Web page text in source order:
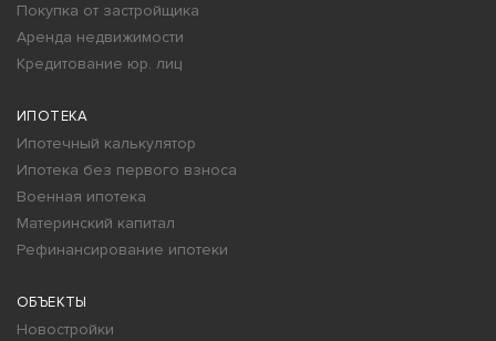
Покупка от застройщика
Аренда недвижимости
Кредитование юр. лиц
ИПОТЕКА
Ипотечный калькулятор
Ипотека без первого взноса
Военная ипотека
Материнский капитал
Рефинансирование ипотеки
ОБЪЕКТЫ
Новостройки